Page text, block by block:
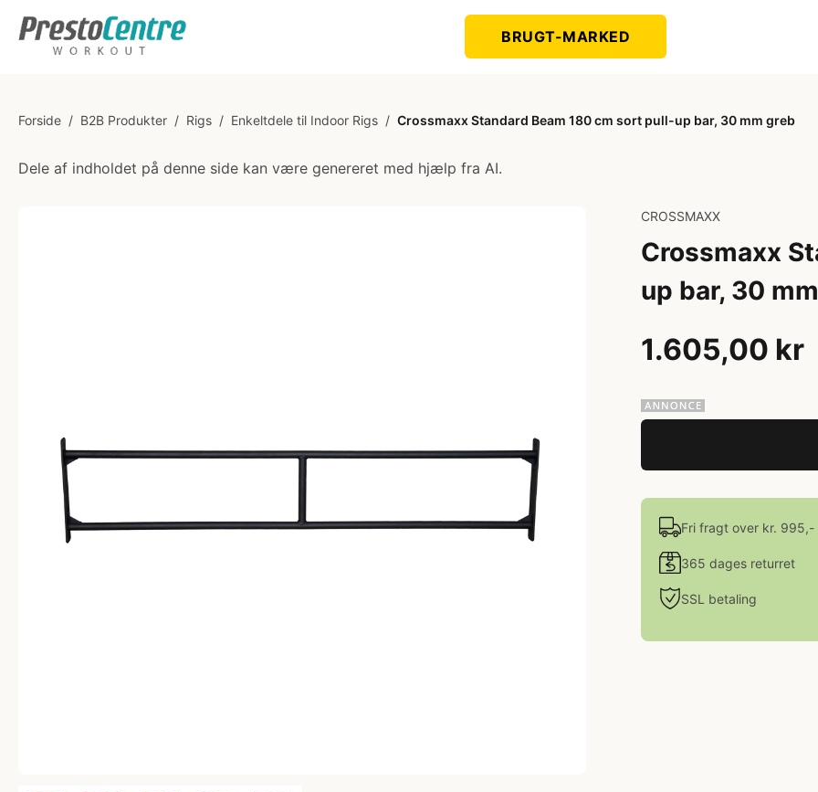
BRUGT-MARKED
Forside / B2B Produkter / Rigs / Enkeltdele til Indoor Rigs / Crossmaxx Standard Beam 180 cm sort pull-up bar, 30 mm greb
Dele af indholdet på denne side kan være genereret med hjælp fra AI.
CROSSMAXX
Crossmaxx
up bar, 30
1.605,00 kr
Fri fragt over kr. 995,-
365 dages returret
SSL betaling